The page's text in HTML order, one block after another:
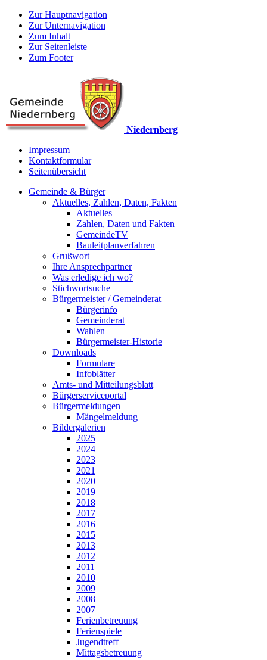
Zur Hauptnavigation
Zur Unternavigation
Zum Inhalt
Zur Seitenleiste
Zum Footer
Niedernberg
Impressum
Kontaktformular
Seitenübersicht
Gemeinde & Bürger
Aktuelles, Zahlen, Daten, Fakten
Aktuelles
Zahlen, Daten und Fakten
GemeindeTV
Bauleitplanverfahren
Grußwort
Ihre Ansprechpartner
Was erledige ich wo?
Stichwortsuche
Bürgermeister / Gemeinderat
Bürgerinfo
Gemeinderat
Wahlen
Bürgermeister-Historie
Downloads
Formulare
Infoblätter
Amts- und Mitteilungsblatt
Bürgerserviceportal
Bürgermeldungen
Mängelmeldung
Bildergalerien
2025
2024
2023
2021
2020
2019
2018
2017
2016
2015
2013
2012
2011
2010
2009
2008
2007
Ferienbetreuung
Ferienspiele
Jugendtreff
Mittagsbetreuung